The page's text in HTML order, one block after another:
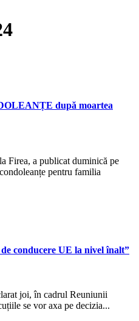
după moartea
Firea, a publicat duminică pe
pentru familia
conducere UE la nivel înalt”
joi, în cadrul Reuniunii
se vor axa pe decizia...